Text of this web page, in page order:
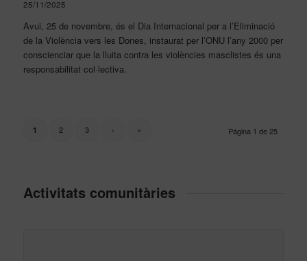
25/11/2025
Avui, 25 de novembre, és el Dia Internacional per a l’Eliminació
de la Violència vers les Dones, instaurat per l’ONU l’any 2000 per
conscienciar que la lluita contra les violències masclistes és una
responsabilitat col·lectiva.
Página 1 de 25
1 2 3 › »
Activitats comunitàries